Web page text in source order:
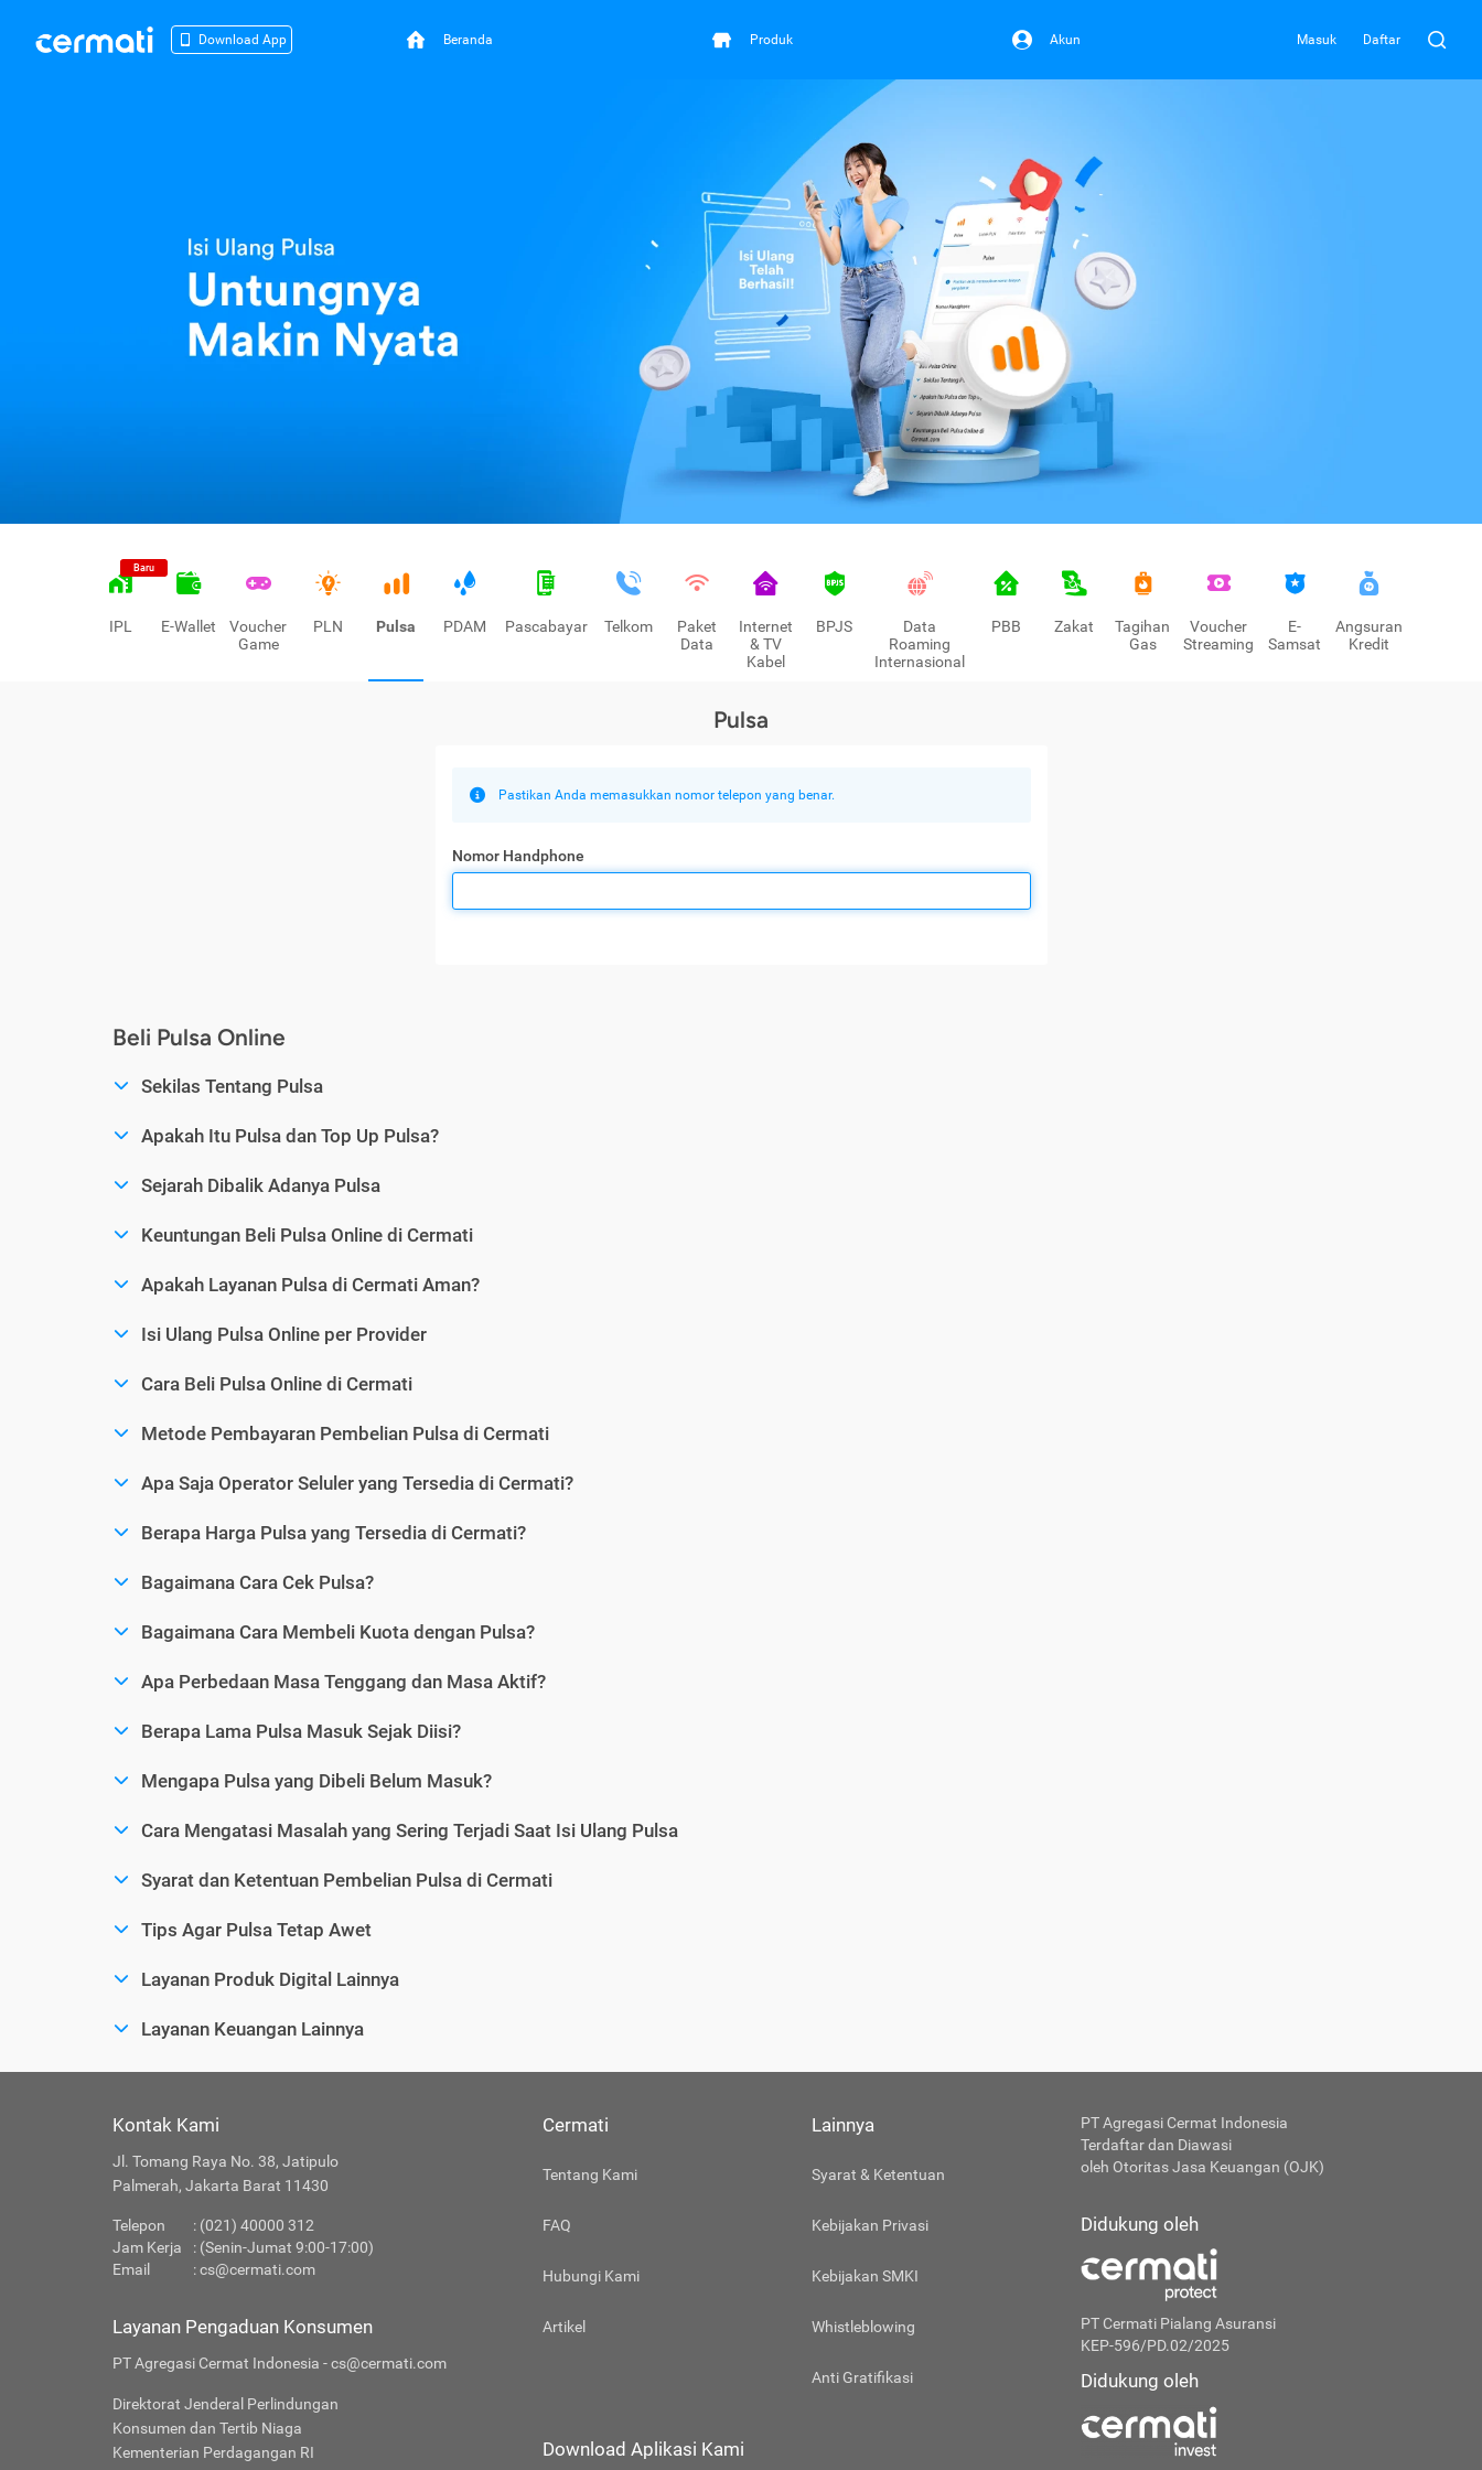
Download App Beranda Produk Akun Masuk Daftar
Baru
IPL E-Wallet
Voucher
Game
PLN Pulsa PDAM Pascabayar Telkom
Paket
Data
Internet
& TV
Kabel
BPJS
Data
Roaming
Internasional
PBB Zakat
Tagihan
Gas
Voucher
Streaming
E-
Samsat
Angsuran
Kredit
Pulsa
Pastikan Anda memasukkan nomor telepon yang benar.
Nomor Handphone
Beli Pulsa Online
Sekilas Tentang Pulsa
Apakah Itu Pulsa dan Top Up Pulsa?
Sejarah Dibalik Adanya Pulsa
Keuntungan Beli Pulsa Online di Cermati
Apakah Layanan Pulsa di Cermati Aman?
Isi Ulang Pulsa Online per Provider
Cara Beli Pulsa Online di Cermati
Metode Pembayaran Pembelian Pulsa di Cermati
Apa Saja Operator Seluler yang Tersedia di Cermati?
Berapa Harga Pulsa yang Tersedia di Cermati?
Bagaimana Cara Cek Pulsa?
Bagaimana Cara Membeli Kuota dengan Pulsa?
Apa Perbedaan Masa Tenggang dan Masa Aktif?
Berapa Lama Pulsa Masuk Sejak Diisi?
Mengapa Pulsa yang Dibeli Belum Masuk?
Cara Mengatasi Masalah yang Sering Terjadi Saat Isi Ulang Pulsa
Syarat dan Ketentuan Pembelian Pulsa di Cermati
Tips Agar Pulsa Tetap Awet
Layanan Produk Digital Lainnya
Layanan Keuangan Lainnya
Kontak Kami
Jl. Tomang Raya No. 38, Jatipulo
Palmerah, Jakarta Barat 11430
Telepon
: (021) 40000 312
Jam Kerja
: (Senin-Jumat 9:00-17:00)
Email
:cs@cermati.com
Layanan Pengaduan Konsumen
PT Agregasi Cermat Indonesia - cs@cermati.com
Direktorat Jenderal Perlindungan
Konsumen dan Tertib Niaga
Kementerian Perdagangan RI
Cermati
Tentang Kami
FAQ
Hubungi Kami
Artikel
Lainnya
Syarat & Ketentuan
Kebijakan Privasi
Kebijakan SMKI
Whistleblowing
Anti Gratifikasi
Download Aplikasi Kami
PT Agregasi Cermat Indonesia
Terdaftar dan Diawasi
oleh Otoritas Jasa Keuangan (OJK)
Didukung oleh
PT Cermati Pialang Asuransi
KEP-596/PD.02/2025
Didukung oleh